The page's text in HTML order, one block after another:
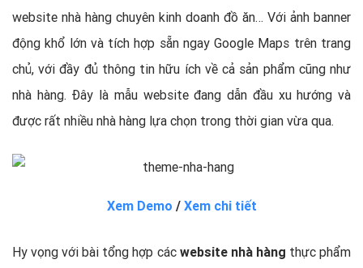
website nhà hàng chuyên kinh doanh đồ ăn… Với ảnh banner
động khổ lớn và tích hợp sẵn ngay Google Maps trên trang
chủ, với đầy đủ thông tin hữu ích về cả sản phẩm cũng như
nhà hàng. Đây là mẫu website đang dẫn đầu xu hướng và
được rất nhiều nhà hàng lựa chọn trong thời gian vừa qua.
Xem Demo / Xem chi tiết
Hy vọng với bài tổng hợp các website nhà hàng thực phẩm